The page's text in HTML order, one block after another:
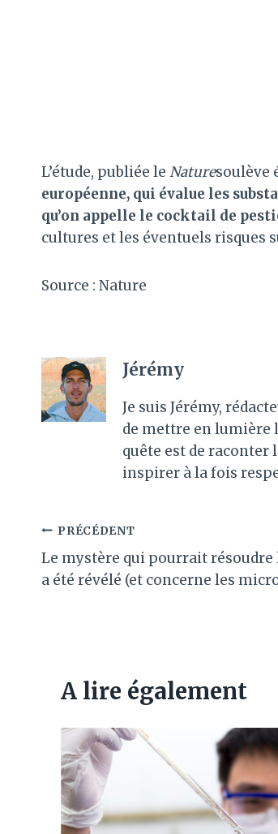
L’étude, publiée le Naturesoulève
européenne, qui évalue les
qu’on appelle le cocktail de
cultures et les éventuels risques
Source : Nature
Jérémy
Je suis Jérémy,
de mettre en lumière
quête est de
inspirer à la fois
Navigation
de
PRÉCÉDENT
Le mystère qui pourrait résoudre
a été révélé (et concerne les
A lire également